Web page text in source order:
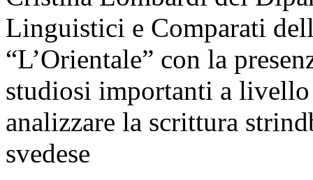
Linguistici e Comparati
“L’Orientale” con la
studiosi importanti a
analizzare la scrittura
svedese